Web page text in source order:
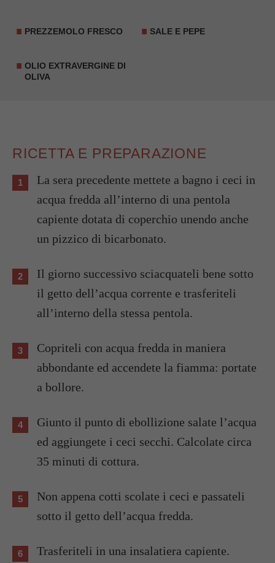
PREZZEMOLO FRESCO SALE E PEPE
OLIO EXTRAVERGINE DI
OLIVA
RICETTA E PREPARAZIONE
La sera precedente mettete a bagno i ceci in
acqua fredda all’interno di una pentola
capiente dotata di coperchio unendo anche
un pizzico di bicarbonato.
Il giorno successivo sciacquateli bene sotto
il getto dell’acqua corrente e trasferiteli
all’interno della stessa pentola.
Copriteli con acqua fredda in maniera
abbondante ed accendete la fiamma: portate
a bollore.
Giunto il punto di ebollizione salate l’acqua
ed aggiungete i ceci secchi. Calcolate circa
35 minuti di cottura.
Non appena cotti scolate i ceci e passateli
sotto il getto dell’acqua fredda.
Trasferiteli in una insalatiera capiente.